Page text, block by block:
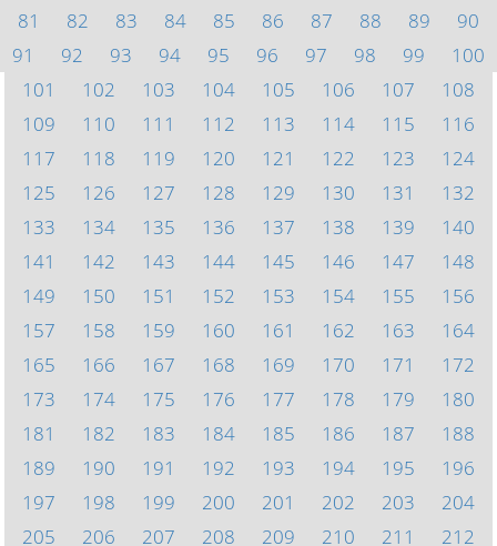
81
82 83 84 85 86 87 88 89
90
91
92 93 94 95 96 97 98 99
100
101
102 103 104 105 106 107
108
109
110 111 112 113 114 115
116
117
118 119 120 121 122 123
124
125
126 127 128 129 130 131
132
133
134 135 136 137 138 139
140
141
142 143 144 145 146 147
148
149
150 151 152 153 154 155
156
157
158 159 160 161 162 163
164
165
166 167 168 169 170 171
172
173
174 175 176 177 178 179
180
181
182 183 184 185 186 187
188
189
190 191 192 193 194 195
196
197
198 199 200 201 202 203
204
205
206 207 208 209 210 211 212